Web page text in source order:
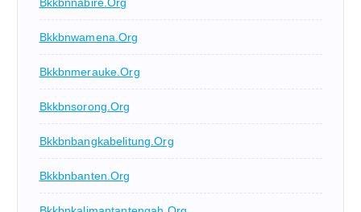
Bkkbnnabire.org
Bkkbnwamena.org
Bkkbnmerauke.org
Bkkbnsorong.org
Bkkbnbangkabelitung.org
Bkkbnbanten.org